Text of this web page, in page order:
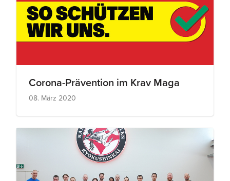
Corona-Prävention im Krav Maga
08. März 2020